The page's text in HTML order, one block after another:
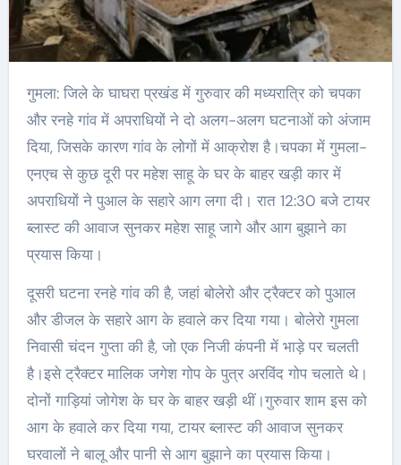
गुमला: जिले के घाघरा प्रखंड में गुरुवार की मध्यरात्रि को चपका
और रनहे गांव में अपराधियों ने दो अलग-अलग घटनाओं को अंजाम
दिया, जिसके कारण गांव के लोगों में आक्रोश है।चपका में गुमला-
एनएच से कुछ दूरी पर महेश साहू के घर के बाहर खड़ी कार में
अपराधियों ने पुआल के सहारे आग लगा दी। रात 12:30 बजे टायर
ब्लास्ट की आवाज सुनकर महेश साहू जागे और आग बुझाने का
प्रयास किया।
दूसरी घटना रनहे गांव की है, जहां बोलेरो और ट्रैक्टर को पुआल
और डीजल के सहारे आग के हवाले कर दिया गया। बोलेरो गुमला
निवासी चंदन गुप्ता की है, जो एक निजी कंपनी में भाड़े पर चलती
है।इसे ट्रैक्टर मालिक जगेश गोप के पुत्र अरविंद गोप चलाते थे।
दोनों गाड़ियां जोगेश के घर के बाहर खड़ी थीं।गुरुवार शाम इस को
आग के हवाले कर दिया गया, टायर ब्लास्ट की आवाज सुनकर
घरवालों ने बालू और पानी से आग बुझाने का प्रयास किया।